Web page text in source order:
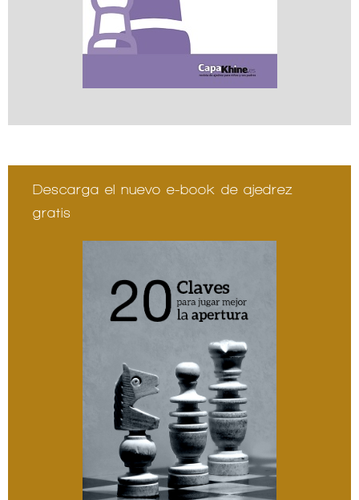
Descarga el nuevo e-book de ajedrez
gratis